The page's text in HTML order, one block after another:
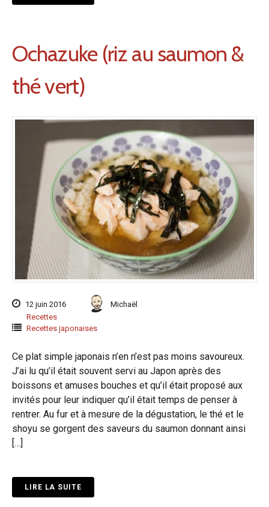
Ochazuke (riz au saumon &
thé vert)
12 juin 2016
Michaël
Recettes
Recettes japonaises
Ce plat simple japonais n’en n’est pas moins savoureux.
J’ai lu qu’il était souvent servi au Japon après des
boissons et amuses bouches et qu’il était proposé aux
invités pour leur indiquer qu’il était temps de penser à
rentrer. Au fur et à mesure de la dégustation, le thé et le
shoyu se gorgent des saveurs du saumon donnant ainsi
[…]
LIRE LA SUITE